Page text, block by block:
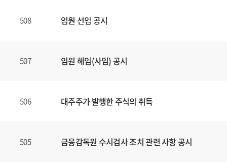
508 임원 선임 공시
507 임원 해임(사임) 공시
506 대주주가 발행한 주식의 취득
505 금융감독원 수시검사 조치 관련 사항 공시